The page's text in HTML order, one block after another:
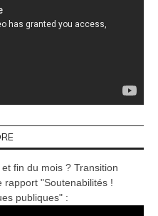
fin du mois ? Transition
rapport "Soutenabilités !
publiques" :